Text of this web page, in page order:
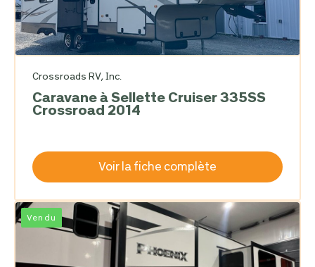
Crossroads RV, Inc.
Caravane à Sellette Cruiser 335SS
Crossroad 2014
Voir la fiche complète
Vendu